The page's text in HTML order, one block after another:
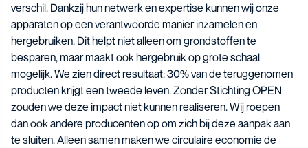
verschil. Dankzij hun netwerk en expertise kunnen wij onze
apparaten op een verantwoorde manier inzamelen en
hergebruiken. Dit helpt niet alleen om grondstoffen te
besparen, maar maakt ook hergebruik op grote schaal
mogelijk. We zien direct resultaat: 30% van de teruggenomen
producten krijgt een tweede leven. Zonder Stichting OPEN
zouden we deze impact niet kunnen realiseren. Wij roepen
dan ook andere producenten op om zich bij deze aanpak aan
te sluiten. Alleen samen maken we circulaire economie de